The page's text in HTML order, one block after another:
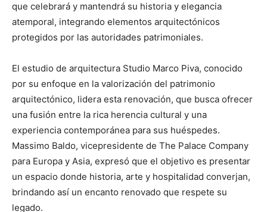
que celebrará y mantendrá su historia y elegancia
atemporal, integrando elementos arquitectónicos
protegidos por las autoridades patrimoniales.
El estudio de arquitectura Studio Marco Piva, conocido
por su enfoque en la valorización del patrimonio
arquitectónico, lidera esta renovación, que busca ofrecer
una fusión entre la rica herencia cultural y una
experiencia contemporánea para sus huéspedes.
Massimo Baldo, vicepresidente de The Palace Company
para Europa y Asia, expresó que el objetivo es presentar
un espacio donde historia, arte y hospitalidad converjan,
brindando así un encanto renovado que respete su
legado.